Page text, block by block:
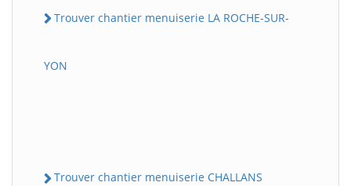
Trouver chantier menuiserie LA ROCHE-SUR-
YON
Trouver chantier menuiserie CHALLANS